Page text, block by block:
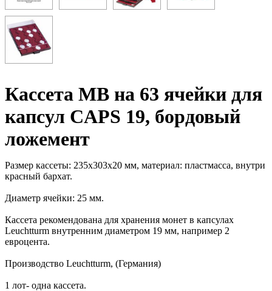
Кассета MB на 63 ячейки для
капсул CAPS 19, бордовый
ложемент
Размер кассеты: 235х303х20 мм, материал: пластмасса, внутри
красный бархат.
Диаметр ячейки: 25 мм.
Кассета рекомендована для хранения монет в капсулах
Leuchtturm внутренним диаметром 19 мм, например 2
евроцента.
Производство Leuchtturm, (Германия)
1 лот- одна кассета.